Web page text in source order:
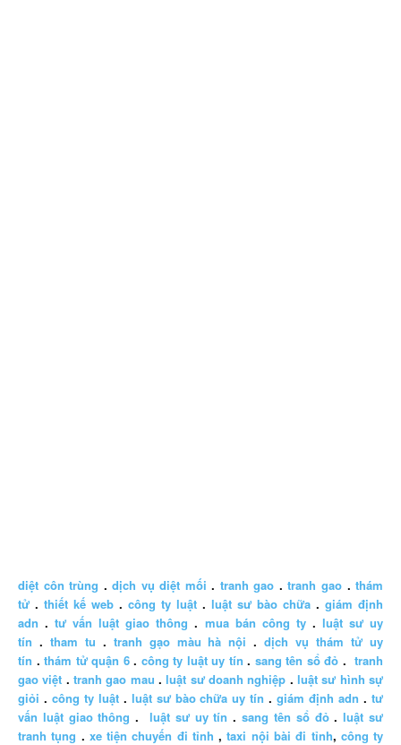
diệt côn trùng .dịch vụ diệt mối . tranh gao .tranh gao .thám
tử . thiết kế web . công ty luật . luật sư bào chữa . giám định
adn .tư vấn luật giao thông . mua bán công ty. luật sư uy
tín . tham tu . tranh gạo màu hà nội .dịch vụ thám tử uy
tín .thám tử quận 6. công ty luật uy tín . sang tên sổ đỏ .tranh
gao việt .tranh gao mau .luật sư doanh nghiệp .luật sư hình sự
giỏi . công ty luật. luật sư bào chữa uy tín .giám định adn .tư
vấn luật giao thông . luật sư uy tín .sang tên sổ đỏ.luật sư
tranh tụng . xe tiện chuyến đi tỉnh ,taxi nội bài đi tỉnh, công ty